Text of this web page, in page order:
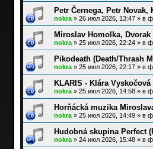
Petr Černega, Petr
nokra» 26 июл 2026, 13:47» в
Miroslav Homolka,
nokra» 25 июл 2026, 22:24» в
Pikodeath (Death/Thrash
nokra» 25 июл 2026, 22:17» в
KLARIS - Klára Vyskočová
nokra» 25 июл 2026, 14:58» в
Horňácká muzika
nokra» 25 июл 2026, 14:49» в
Hudobná skupina Perfect
nokra» 24 июл 2026, 15:48» в